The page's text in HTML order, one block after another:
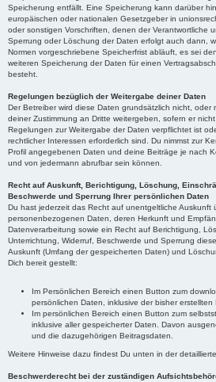
Speicherung entfällt. Eine Speicherung kann darüber
europäischen oder nationalen Gesetzgeber in
oder sonstigen Vorschriften, denen der Verantwortliche
Sperrung oder Löschung der Daten erfolgt auch dann,
Normen vorgeschriebene Speicherfrist abläuft, es sei
weiteren Speicherung der Daten für einen
besteht.
Regelungen bezüglich der Weitergabe deiner Daten
Der Betreiber wird diese Daten grundsätzlich nicht, oder
deiner Zustimmung an Dritte weitergeben, sofern er
Regelungen zur Weitergabe der Daten verpflichtet ist
rechtlicher Interessen erforderlich sind. Du nimmst zur
Profil angegebenen Daten und deine Beiträge je nach
und von jedermann abrufbar sein können.
Recht auf Auskunft, Berichtigung, Löschung,
Beschwerde und Sperrung Ihrer persönlichen Daten
Du hast jederzeit das Recht auf unentgeltliche Auskunft
personenbezogenen Daten, deren Herkunft und
Datenverarbeitung sowie ein Recht auf Berichtigung,
Unterrichtung, Widerruf, Beschwerde und Sperrung
Auskunft (Umfang der gespeicherten Daten) und
Dich bereit gestellt:
Im Persönlichen Bereich einen Button zum
persönlichen Daten, inklusive der bisher erstellten
Im persönlichen Bereich einen Button zum
inklusive aller gespeicherter Daten. Davon
und die dazugehörigen Beitragsdaten.
Weitere Hinweise dazu findest Du unten in der
Beschwerderecht bei der zuständigen